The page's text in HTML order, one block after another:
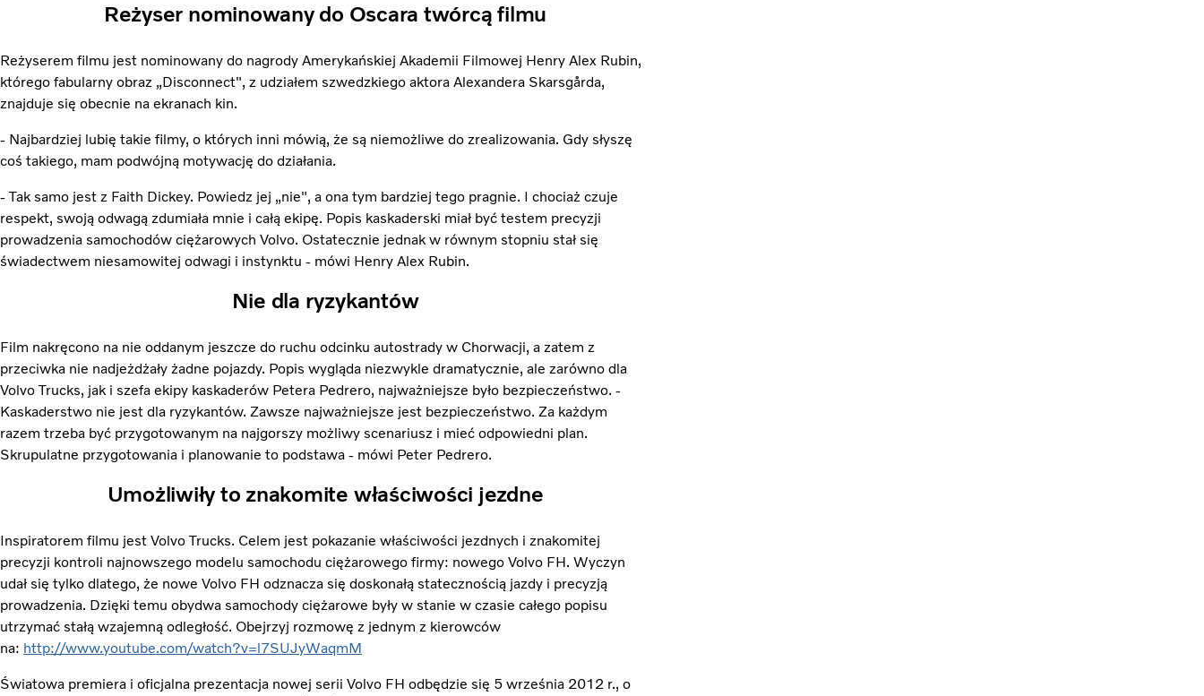
Reżyser nominowany do Oscara twórcą filmu
Reżyserem filmu jest nominowany do nagrody Amerykańskiej Akademii Filmowej Henry Alex Rubin,
którego fabularny obraz „Disconnect", z udziałem szwedzkiego aktora Alexandera Skarsgårda,
znajduje się obecnie na ekranach kin.
- Najbardziej lubię takie filmy, o których inni mówią, że są niemożliwe do zrealizowania. Gdy słyszę
coś takiego, mam podwójną motywację do działania.
- Tak samo jest z Faith Dickey. Powiedz jej „nie", a ona tym bardziej tego pragnie. I chociaż czuje
respekt, swoją odwagą zdumiała mnie i całą ekipę. Popis kaskaderski miał być testem precyzji
prowadzenia samochodów ciężarowych Volvo. Ostatecznie jednak w równym stopniu stał się
świadectwem niesamowitej odwagi i instynktu - mówi Henry Alex Rubin.
Nie dla ryzykantów
Film nakręcono na nie oddanym jeszcze do ruchu odcinku autostrady w Chorwacji, a zatem z
przeciwka nie nadjeżdżały żadne pojazdy. Popis wygląda niezwykle dramatycznie, ale zarówno dla
Volvo Trucks, jak i szefa ekipy kaskaderów Petera Pedrero, najważniejsze było bezpieczeństwo. -
Kaskaderstwo nie jest dla ryzykantów. Zawsze najważniejsze jest bezpieczeństwo. Za każdym
razem trzeba być przygotowanym na najgorszy możliwy scenariusz i mieć odpowiedni plan.
Skrupulatne przygotowania i planowanie to podstawa - mówi Peter Pedrero.
Umożliwiły to znakomite właściwości jezdne
Inspiratorem filmu jest Volvo Trucks. Celem jest pokazanie właściwości jezdnych i znakomitej
precyzji kontroli najnowszego modelu samochodu ciężarowego firmy: nowego Volvo FH. Wyczyn
udał się tylko dlatego, że nowe Volvo FH odznacza się doskonałą statecznością jazdy i precyzją
prowadzenia. Dzięki temu obydwa samochody ciężarowe były w stanie w czasie całego popisu
utrzymać stałą wzajemną odległość. Obejrzyj rozmowę z jednym z kierowców
na: http://www.youtube.com/watch?v=l7SUJyWaqmM
Światowa premiera i oficjalna prezentacja nowej serii Volvo FH odbędzie się 5 września 2012 r., o